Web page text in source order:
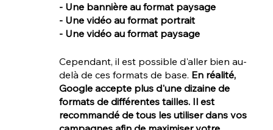
- Une bannière au format paysage
- Une vidéo au format portrait
- Une vidéo au format paysage
Cependant, il est possible d'aller bien au-
delà de ces formats de base. En réalité,
Google accepte plus d'une dizaine de
formats de différentes tailles. Il est
recommandé de tous les utiliser dans vos